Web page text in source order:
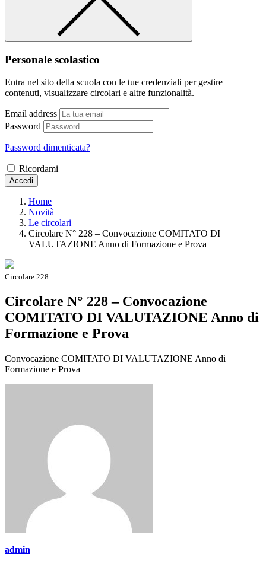
Personale scolastico
Entra nel sito della scuola con le tue credenziali per gestire
contenuti, visualizzare circolari e altre funzionalità.
Email address
Password
Password dimenticata?
Ricordami
Accedi
Home
Novità
Le circolari
Circolare N° 228 – Convocazione COMITATO DI
VALUTAZIONE Anno di Formazione e Prova
Circolare 228
Circolare N° 228 – Convocazione
COMITATO DI VALUTAZIONE Anno di
Formazione e Prova
Convocazione COMITATO DI VALUTAZIONE Anno di
Formazione e Prova
admin